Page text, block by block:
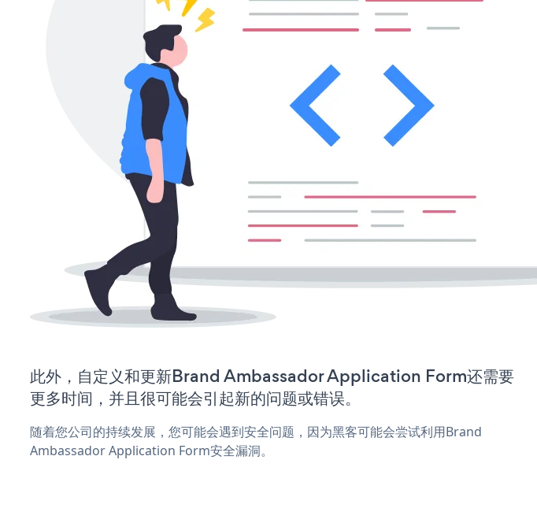
此外，自定义和更新Brand Ambassador Application Form还需要
更多时间，并且很可能会引起新的问题或错误。
随着您公司的持续发展，您可能会遇到安全问题，因为黑客可能会尝试利用Brand
Ambassador Application Form安全漏洞。